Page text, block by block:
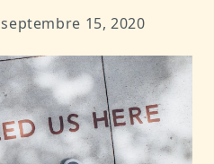
septembre 15, 2020